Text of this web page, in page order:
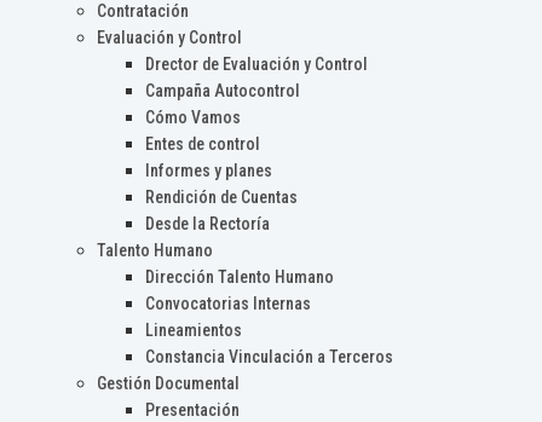
Contratación
Evaluación y Control
Drector de Evaluación y Control
Campaña Autocontrol
Cómo Vamos
Entes de control
Informes y planes
Rendición de Cuentas
Desde la Rectoría
Talento Humano
Dirección Talento Humano
Convocatorias Internas
Lineamientos
Constancia Vinculación a Terceros
Gestión Documental
Presentación